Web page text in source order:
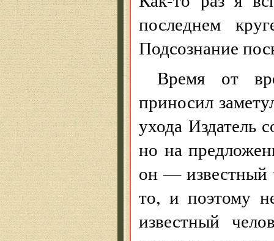
последнем
Подсознание
Время от
приносил
ухода Издатель
но на
он — известный
то, и поэтому
известный